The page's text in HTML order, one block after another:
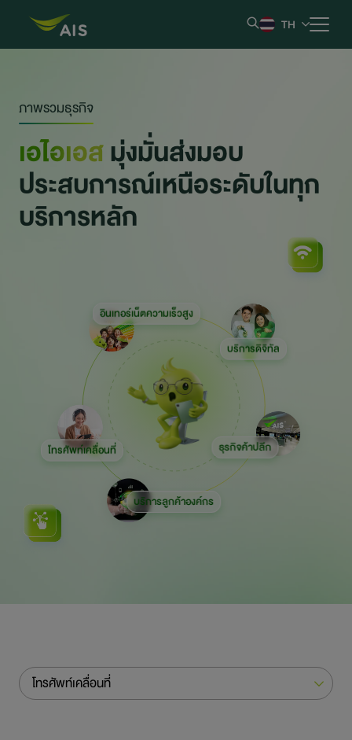
TH
ข้อมูลบริษัท
ผลการดำเนินงานและรายงาน
ข้อมูลหลักทรัพย์
การกำกับดูแลกิจการที่ดี
การพัฒนาอย่างยั่งยืน
ข่าวสารและกิจกรรม
สอบถามข้อมูล
ไปยังเว็บไซต์หลักบริษัท
ภาพรวมธุรกิจ
เอไอเอสมุ่งมั่นส่งมอบ
ประสบการณ์เหนือระดับในทุก
บริการหลัก
โทรศัพท์เคลื่อนที่
อินเทอร์เน็ตความเร็วสูง
บริการดิจิทัล
ธุรกิจค้าปลีก
บริการลูกค้าองค์กร
โทรศัพท์เคลื่อนที่